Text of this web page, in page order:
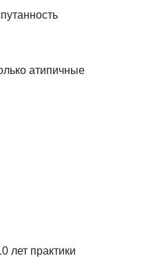
атипичные
лет практики